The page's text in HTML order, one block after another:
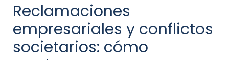
Reclamaciones
empresariales y conflictos
societarios: cómo